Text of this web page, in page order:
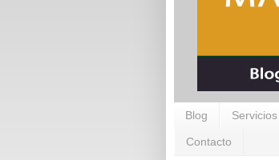
Blog Servicios
Contacto